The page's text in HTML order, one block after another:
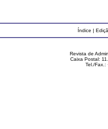
Índice |
Revista de
Caixa Postal:
Tel./Fax.: